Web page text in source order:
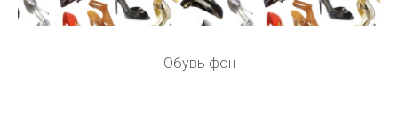
Обувь фон